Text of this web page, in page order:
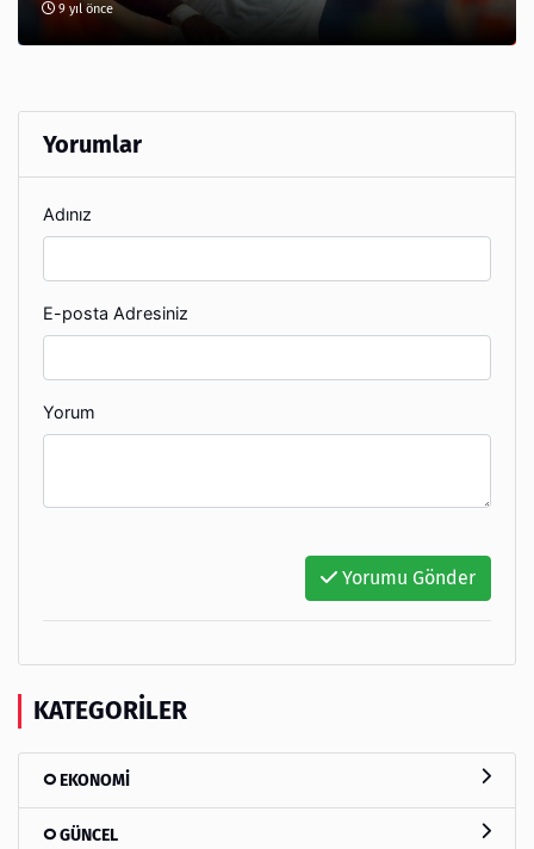
9 yıl önce
Yorumlar
Adınız
E-posta Adresiniz
Yorum
Yorumu Gönder
KATEGORILER
EKONOMİ
GÜNCEL